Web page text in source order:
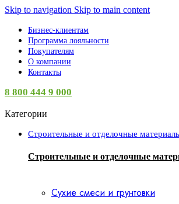
Skip to navigation Skip to main content
Бизнес-клиентам
Программа лояльности
Покупателям
О компании
Контакты
8 800 444 9 000
Категории
Строительные и отделочные
Строительные и отделочные
Сухие смеси и грунтовки